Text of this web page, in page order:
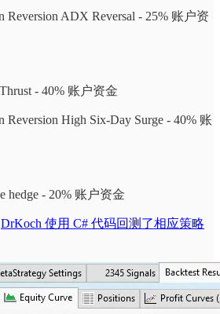
Reversion ADX Reversal - 25% 账户资
- 40% 账户资金
Reversion High Six-Day Surge - 40% 账
hedge - 20% 账户资金
DrKoch 使用 C# 代码回测了相应策略